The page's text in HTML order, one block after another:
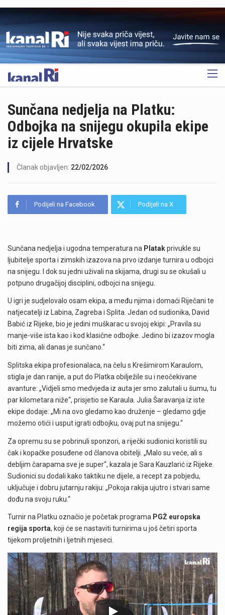
OGLAS
Sunčana nedjelja na Platku:
Odbojka na snijegu okupila ekipe
iz cijele Hrvatske
Članak objavljen: 22/02/2026
Podijeli na Facebook Podijeli na X
Sunčana nedjelja i ugodna temperatura na Platakprivukle su
ljubitelje sporta i zimskih izazova na prvo izdanje turnira u odbojci
na snijegu. I dok su jedni uživali na skijama, drugi su se okušali u
potpuno drugačijoj disciplini, odbojci na snijegu.
U igri je sudjelovalo osam ekipa, a među njima i domaći Riječani te
natjecatelji iz Labina, Zagreba i Splita. Jedan od sudionika, David
Babić iz Rijeke, bio je jedini muškarac u svojoj ekipi: „Pravila su
manje-više ista kao i kod klasične odbojke. Jedino bi izazov mogla
biti zima, ali danas je sunčano.“
Splitska ekipa profesionalaca, na čelu s Krešimirom Karaulom,
stigla je dan ranije, a put do Platka obilježile su i neočekivane
avanture: „Vidjeli smo medvjeda iz auta jer smo zalutali u šumu, tu
par kilometara niže“, prisjetio se Karaula. Julia Šaravanja iz iste
ekipe dodaje: „Mi na ovo gledamo kao druženje – gledamo gdje
možemo otići i usput igrati odbojku, ovaj put na snijegu.“
Za opremu su se pobrinuli sponzori, a riječki sudionici koristili su
čak i kopačke posuđene od članova obitelji. „Malo su veće, ali s
debljim čarapama sve je super“, kazala je Sara Kauzlarić iz Rijeke.
Sudionici su dodali kako taktiku ne dijele, a recept za pobjedu,
uključuje i dobru jutarnju rakiju: „Pokoja rakija ujutro i stvari same
dođu na svoju ruku.“
Turnir na Platku označio je početak programa PGŽ europska
regija sporta, koji će se nastaviti turnirima u još četiri sporta
tijekom proljetnih i ljetnih mjeseci.